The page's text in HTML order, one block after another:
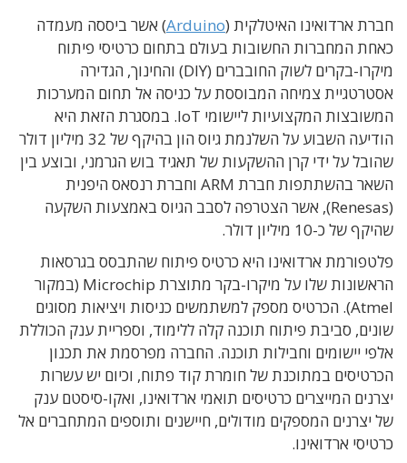
חברת ארדואינו האיטלקית (Arduino) אשר ביססה מעמדה
כאחת המחברות החשובות בעולם בתחום כרטיסי פיתוח
מיקרו-בקרים לשוק החובברים (DIY) והחינוך, הגדירה
אסטרטגיית צמיחה המבוססת על כניסה אל תחום המערכות
המשובצות המקצועיות ליישומי IoT. במסגרת הזאת היא
הודיעה השבוע על השלנמת גיוס הון בהיקף של 32 מיליון דולר
שהובל על ידי קרן ההשקעות של תאגיד בוש הגרמני, ובוצע בין
השאר בהשתתפות חברת ARM וחברת רנסאס היפנית
(Renesas), אשר הצטרפה לסבב הגיוס באמצעות השקעה
שהיקף של כ-10 מיליון דולר.
פלטפורמת ארדואינו היא כרטיס פיתוח שהתבסס בגרסאות
הראשונות שלו על מיקרו-בקר מתוצרת Microchip (במקור
Atmel). הכרטיס מספק למשתמשים כניסות ויציאות מסוגים
שונים, סביבת פיתוח תוכנה קלה ללימוד, וספריית ענק הכוללת
אלפי יישומים וחבילות תוכנה. החברה מפרסמת את תכנון
הכרטיסים במתוכנת של חומרת קוד פתוח, וכיום יש עשרות
יצרנים המייצרים כרטיסים תואמי ארדואינו, ואקו-סיסטם ענק
של יצרנים המספקים מודולים, חיישנים ותוספים המתחברים אל
כרטיסי ארדואינו.